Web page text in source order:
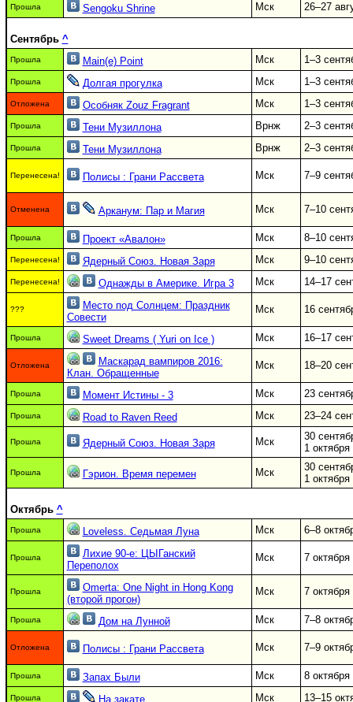
Прошла Sengoku Shrine Мск 26–27
Сентябрь ^
Прошла Main(e) Point Мск 1–3
Прошла Долгая прогулка Мск 1–3
Отложена Особняк Zouz Fragrant Мск 1–3
Прошла Тени Музиллона Врнж 2–3
Прошла Тени Музиллона Врнж 2–3
Перенесена! Полисы : Грани Рассвета Мск 7–9
Отменена Арканум: Пар и Магия Мск 7–10
Прошла Проект «Авалон» Мск 8–10
Перенесена! Ядерный Союз. Новая Заря Мск 9–10
Перенесена! Однажды в Америке. Игра 3 Мск 14–17
???
Место под Солнцем: Праздник
Совести
Мск 16
Прошла Sweet Dreams ( Yuri on Ice ) Мск 16–17
Отложена
Маскарад вампиров 2016:
Клан. Обращенные
Мск 18–20
Прошла Момент Истины - 3 Мск 23
Прошла Road to Raven Reed Мск 23–24
Прошла Ядерный Союз. Новая Заря Мск
30
1 октября
Прошла Гэрион. Время перемен Мск
30
1 октября
Октябрь ^
Прошла Loveless. Седьмая Луна Мск 6–8
Прошла
Лихие 90-е: ЦЫГанский
Переполох
Мск 7 октября
Прошла
Omerta: One Night in Hong Kong
(второй прогон)
Мск 7 октября
Прошла Дом на Лунной Мск 7–8
Отложена Полисы : Грани Рассвета Мск 7–9
Прошла Запах Были Мск 8 октября
Прошла На закате Мск 13–15